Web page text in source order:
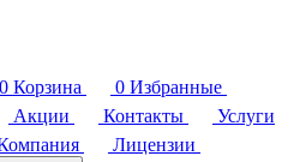
0 Корзина 0 Избранные
Акции Контакты
Услуги
Лицензии